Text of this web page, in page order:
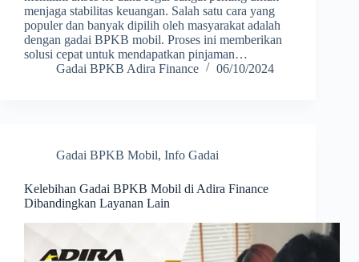
menjaga stabilitas keuangan. Salah satu cara yang
populer dan banyak dipilih oleh masyarakat adalah
dengan gadai BPKB mobil. Proses ini memberikan
solusi cepat untuk mendapatkan pinjaman…
Gadai BPKB Adira Finance
06/10/2024
Gadai BPKB Mobil, Info Gadai
Kelebihan Gadai BPKB Mobil di Adira Finance
Dibandingkan Layanan Lain